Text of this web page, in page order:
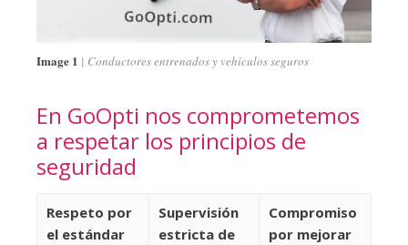
Image 1 Conductores entrenados y vehículos seguros
En GoOpti nos comprometemos
a respetar los principios de
seguridad
Respeto por
el estándar
Supervisión
estricta de
Compromiso
por mejorar